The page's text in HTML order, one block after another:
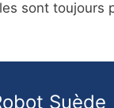
sont toujours
Suède